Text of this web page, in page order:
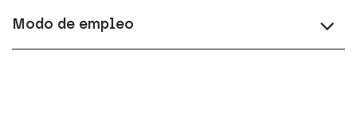
Modo de empleo